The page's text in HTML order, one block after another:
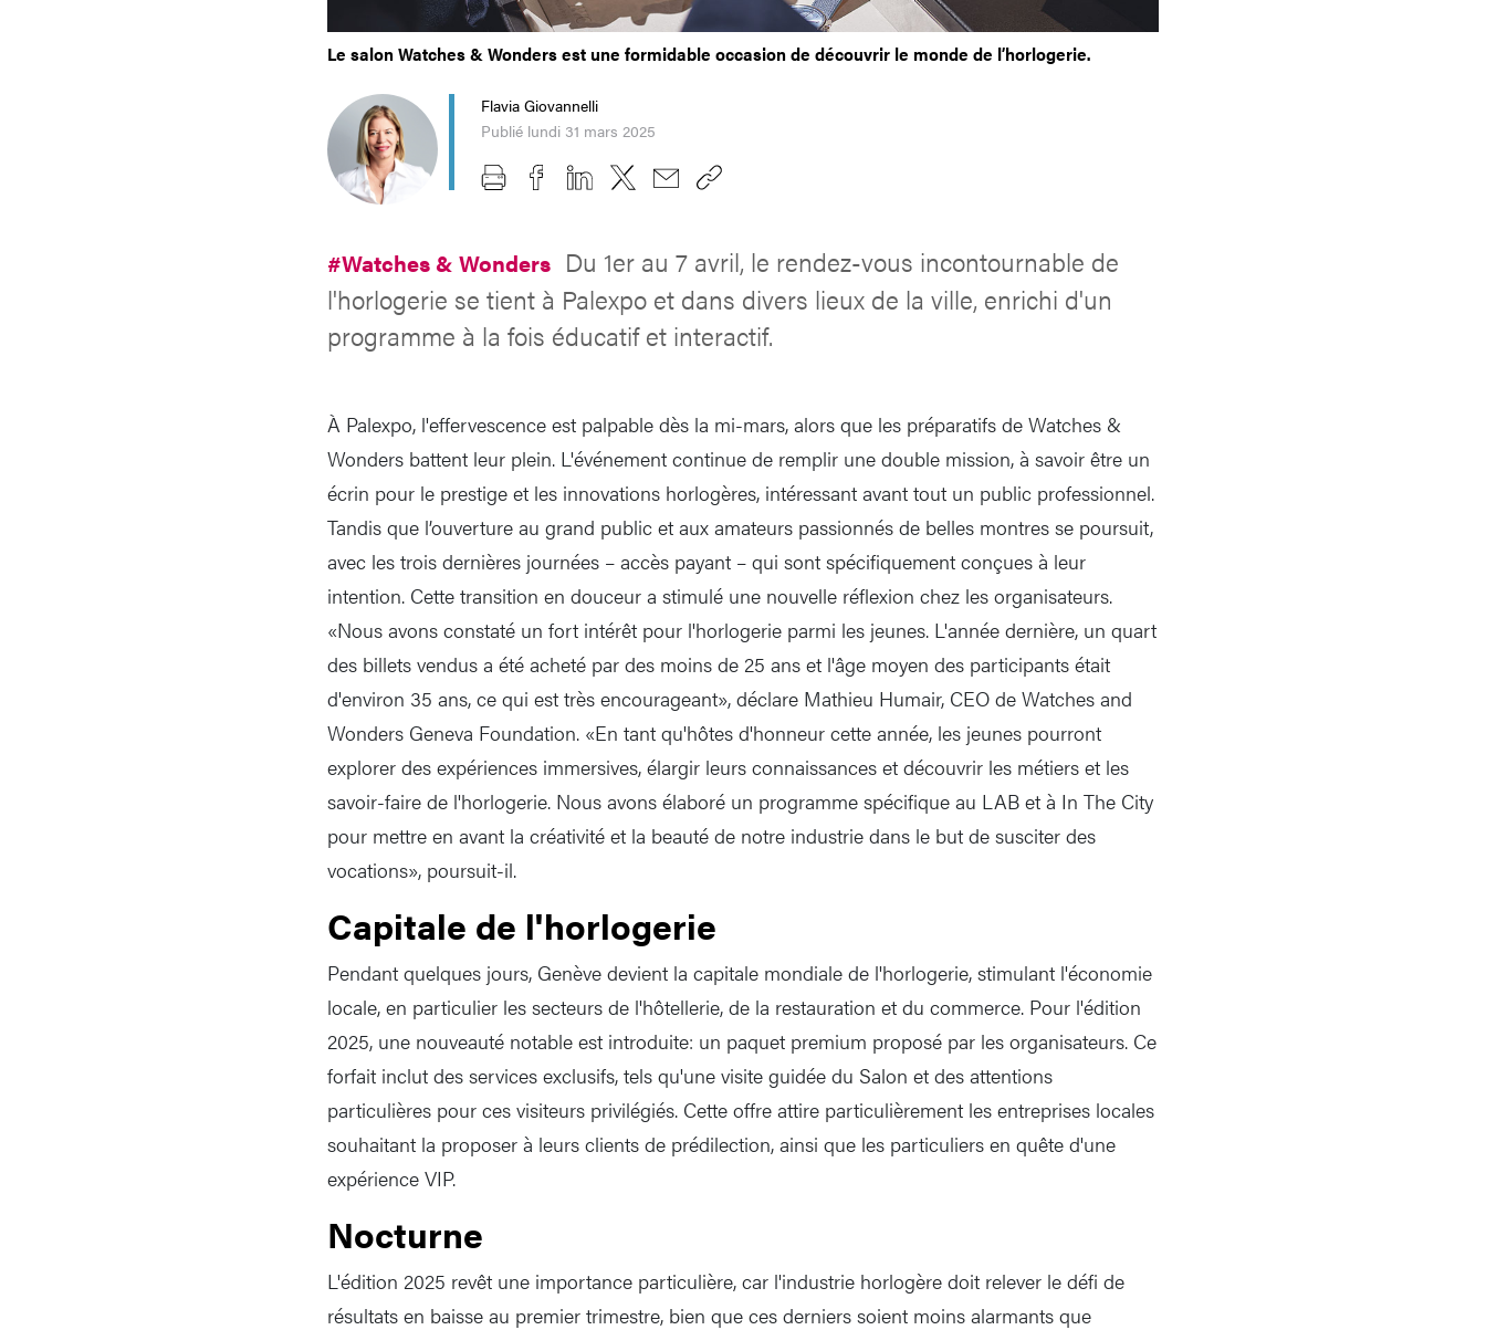
Le salon Watches & Wonders est une formidable occasion de découvrir le monde de l’horlogerie.
Flavia Giovannelli
Publié lundi 31 mars 2025
#Watches & Wonders Du 1er au 7 avril, le rendez-vous incontournable de
l'horlogerie se tient à Palexpo et dans divers lieux de la ville, enrichi d'un
programme à la fois éducatif et interactif.
À Palexpo, l'effervescence est palpable dès la mi-mars, alors que les préparatifs de Watches &
Wonders battent leur plein. L'événement continue de remplir une double mission, à savoir être un
écrin pour le prestige et les innovations horlogères, intéressant avant tout un public professionnel.
Tandis que l’ouverture au grand public et aux amateurs passionnés de belles montres se poursuit,
avec les trois dernières journées – accès payant – qui sont spécifiquement conçues à leur
intention. Cette transition en douceur a stimulé une nouvelle réflexion chez les organisateurs.
«Nous avons constaté un fort intérêt pour l'horlogerie parmi les jeunes. L'année dernière, un quart
des billets vendus a été acheté par des moins de 25 ans et l'âge moyen des participants était
d'environ 35 ans, ce qui est très encourageant», déclare Mathieu Humair, CEO de Watches and
Wonders Geneva Foundation. «En tant qu'hôtes d'honneur cette année, les jeunes pourront
explorer des expériences immersives, élargir leurs connaissances et découvrir les métiers et les
savoir-faire de l'horlogerie. Nous avons élaboré un programme spécifique au LAB et à In The City
pour mettre en avant la créativité et la beauté de notre industrie dans le but de susciter des
vocations», poursuit-il.
Capitale de l'horlogerie
Pendant quelques jours, Genève devient la capitale mondiale de l'horlogerie, stimulant l'économie
locale, en particulier les secteurs de l'hôtellerie, de la restauration et du commerce. Pour l'édition
2025, une nouveauté notable est introduite: un paquet premium proposé par les organisateurs. Ce
forfait inclut des services exclusifs, tels qu'une visite guidée du Salon et des attentions
particulières pour ces visiteurs privilégiés. Cette offre attire particulièrement les entreprises locales
souhaitant la proposer à leurs clients de prédilection, ainsi que les particuliers en quête d'une
expérience VIP.
Nocturne
L'édition 2025 revêt une importance particulière, car l'industrie horlogère doit relever le défi de
résultats en baisse au premier trimestre, bien que ces derniers soient moins alarmants que